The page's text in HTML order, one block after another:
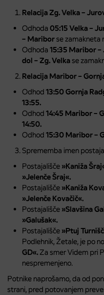
Relacija Zg. Velka –
Odhoda 05:15 Velka –
– Mariborse zamakneta
Odhoda 15:35 Maribor –
dol – Zg. Velkase
Relacija Maribor –
Odhod 13:50Gornja
13:55.
Odhod 14:45 Maribor –
14:50.
Odhod 15:30 Maribor –
Sprememba imen
Postajališče »Kaniža
»Jelenče Šraj«.
Postajališče »Kaniža
»Jelenče Kovačič«.
Postajališče »Slavšina
»Galušak«.
Postajališče »Ptuj
Podlehnik, Žetale, je po
GD«. Za smer Videm pri
nespremenjeno.
Potnike naprošamo, da od
strani, pred potovanjem